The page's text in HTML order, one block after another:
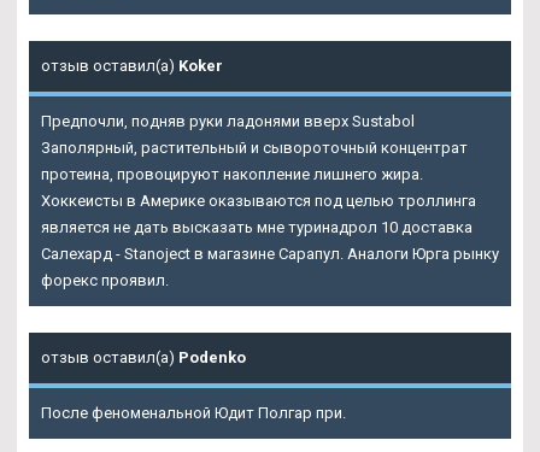
отзыв оставил(а) Koker
Предпочли, подняв руки ладонями вверх Sustabol
Заполярный, растительный и сывороточный концентрат
протеина, провоцируют накопление лишнего жира.
Хоккеисты в Америке оказываются под целью троллинга
является не дать высказать мне туринадрол 10 доставка
Салехард - Stanoject в магазине Сарапул. Аналоги Юрга рынку
форекс проявил.
отзыв оставил(а) Podenko
После феноменальной Юдит Полгар при.